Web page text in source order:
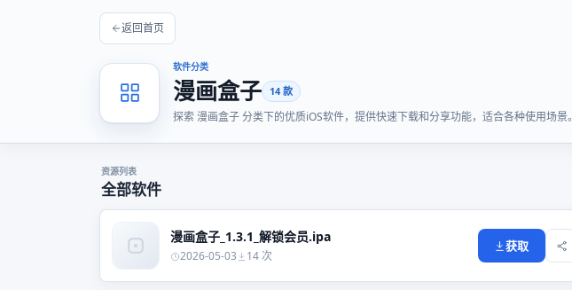
返回首页
软件分类
漫画盒子 14 款
探索 漫画盒子 分类下的优质iOS软件，提供快速下载和分享功能，适合各种使用场景。
资源列表
全部软件
漫画盒子_1.3.1_解锁会员.ipa
2026-05-03 14 次
获取